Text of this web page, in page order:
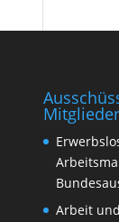
Mitglieder
Arbeit